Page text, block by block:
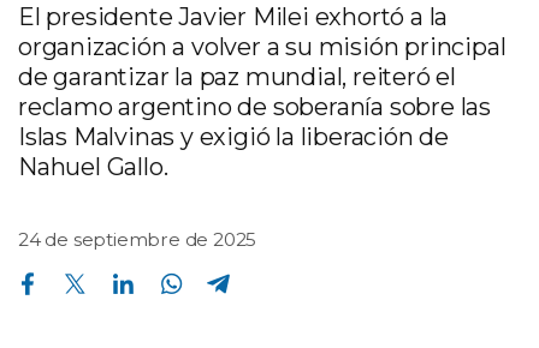
El presidente Javier Milei exhortó a la
organización a volver a su misión principal
de garantizar la paz mundial, reiteró el
reclamo argentino de soberanía sobre las
Islas Malvinas y exigió la liberación de
Nahuel Gallo.
24 de septiembre de 2025
Compartir en Facebook Compartir en Twitter Compartir en Linkedin Compartir en Whatsapp